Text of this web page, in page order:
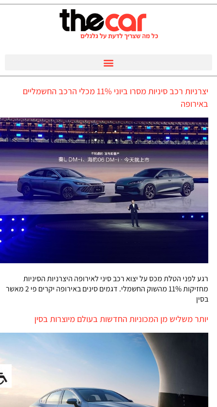
יצרניות רכב סיניות מסרו ביוני 11% מכלי הרכב החשמליים
באירופה
רגע לפני הטלת מכס על יצוא רכב סיני לאירופה היצרניות הסיניות
מחזיקות 11% מהשוק החשמלי. דגמים סינים באירופה יקרים פי 2 מאשר
בסין
יותר משליש מן המכוניות החדשות בעולם מיוצרות בסין